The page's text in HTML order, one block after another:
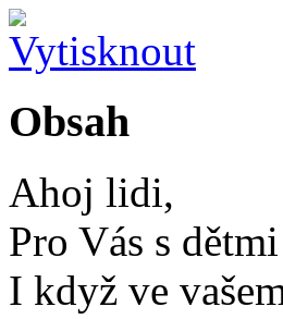
Obsah
Ahoj lidi,
Pro Vás s
I když ve